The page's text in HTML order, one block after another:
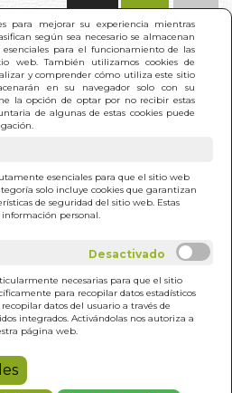
para mejorar su experiencia mientras
según sea necesario se almacenan
para el funcionamiento de las
web. También utilizamos cookies de
y comprender cómo utiliza este sitio
en su navegador solo con su
la opción de optar por no recibir estas
de algunas de estas cookies puede
esenciales para que el sitio web
solo incluye cookies que garantizan
de seguridad del sitio web. Estas
personal.
necesarias para que el sitio
para recopilar datos estadísticos
datos del usuario a través de
integrados. Activándolas nos autoriza a
página web.
DE LA TEORIA U